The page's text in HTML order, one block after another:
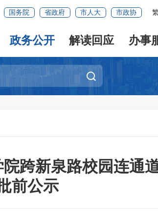
国务院 省政府 市人大 市政协
政务公开 解读回应 办事
跨新泉路校园连通
前公示